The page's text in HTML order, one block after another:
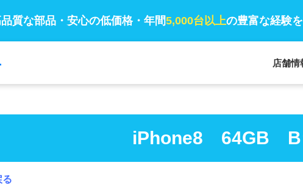
質な部品・安心の低価格・年間5,000台以上の豊富な経験
店舗情
iPhone8 64GB B
る